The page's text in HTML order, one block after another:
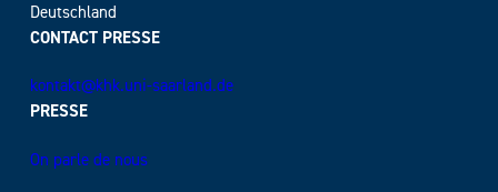
Deutschland
CONTACT PRESSE
kontakt@khk.uni-saarland.de
PRESSE
On parle de nous